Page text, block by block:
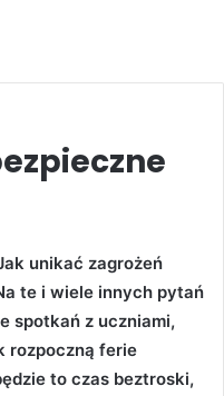
unikać zagrożeń
te i wiele innych pytań
spotkań z uczniami,
rozpoczną ferie
to czas beztroski,